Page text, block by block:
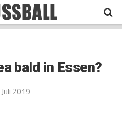
bald in Essen?
2019